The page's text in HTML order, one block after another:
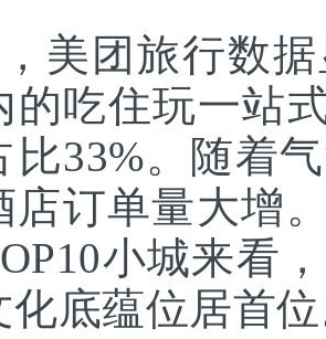
美团旅行数
的吃住玩一站
比33%。随着
店订单量大增
小城来看
化底蕴位居首